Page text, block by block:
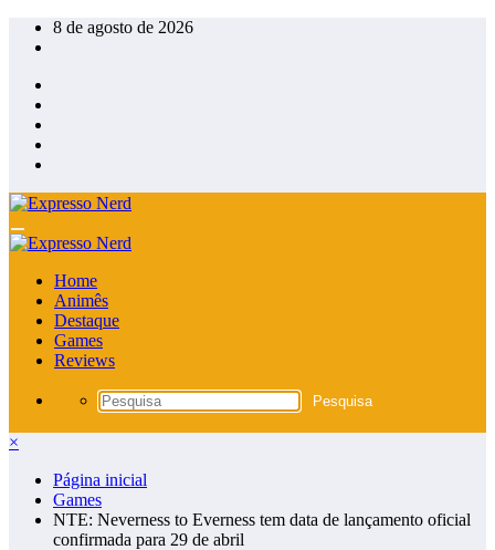
Pular
para
conteúdo
8 de agosto de 2026
Home
Animês
Destaque
Games
Reviews
×
Página inicial
Games
NTE: Neverness to Everness tem data de lançamento oficial
confirmada para 29 de abril